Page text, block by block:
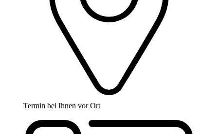
Termin bei Ihnen vor Ort